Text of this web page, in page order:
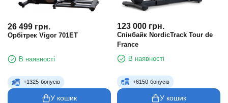
26 499 грн.
Орбітрек Vigor 701ET
В наявності
+1325 бонусів
У кошик
123 000 грн.
Спінбайк NordicTrack Tour de
France
В наявності
+6150 бонусів
У кошик